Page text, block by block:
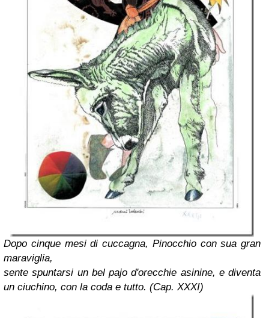
Dopo cinque mesi di cuccagna, Pinocchio con sua gran
maraviglia,
sente spuntarsi un bel pajo d'orecchie asinine, e diventa
un ciuchino, con la coda e tutto. (Cap. XXXI)